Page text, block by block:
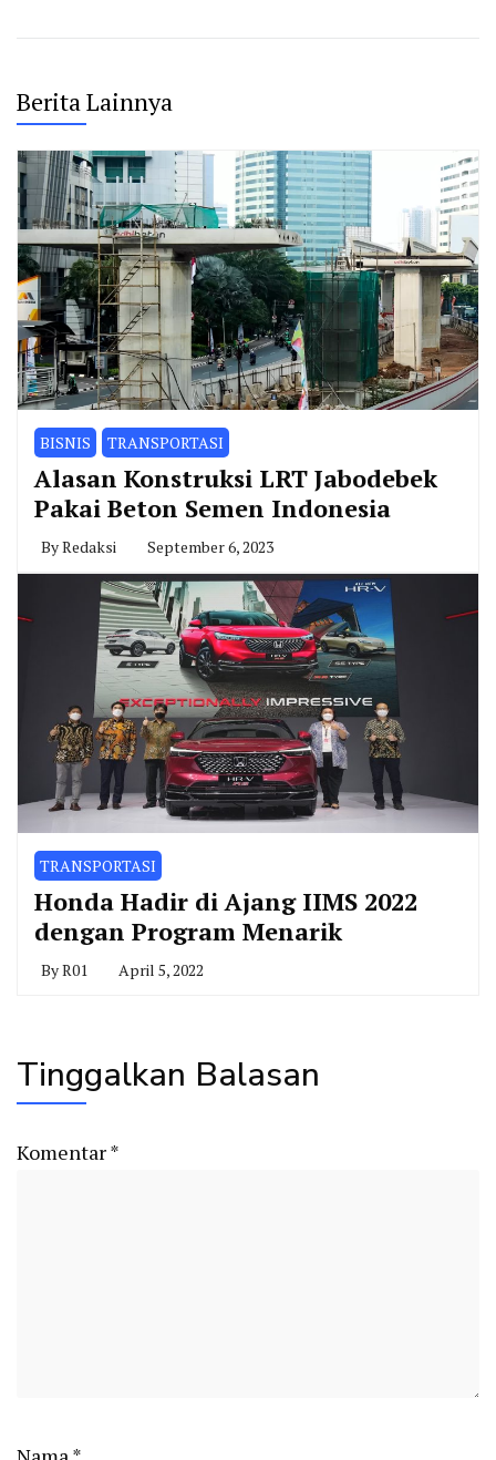
Berita Lainnya
BISNIS TRANSPORTASI
Alasan Konstruksi LRT Jabodebek
Pakai Beton Semen Indonesia
ByRedaksi September 6, 2023
TRANSPORTASI
Honda Hadir di Ajang IIMS 2022
dengan Program Menarik
ByR01 April 5, 2022
Tinggalkan Balasan
Komentar*